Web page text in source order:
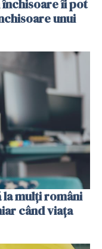
îi pot
unui
la mulți români
când viața